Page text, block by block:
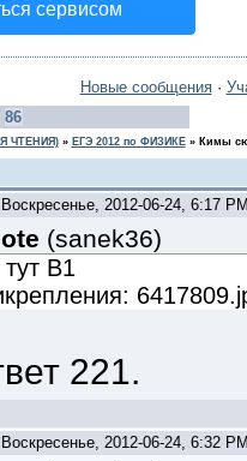
сервисом
Новые сообщения·
86
ЧТЕНИЯ)» ЕГЭ 2012 по ФИЗИКЕ» Кимы
2012-06-24, 6:17
(sanek36)
тут В1
221.
2012-06-24, 6:32